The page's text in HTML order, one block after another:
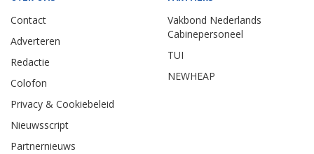
Contact
Adverteren
Redactie
Colofon
Privacy & Cookiebeleid
Nieuwsscript
Partnernieuws
Vakbond Nederlands
Cabinepersoneel
TUI
NEWHEAP